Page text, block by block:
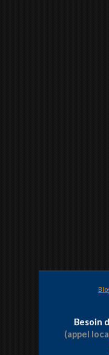
Besoin
(appel